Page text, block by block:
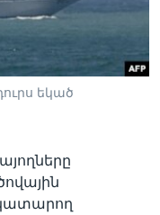
եկած
կատարող